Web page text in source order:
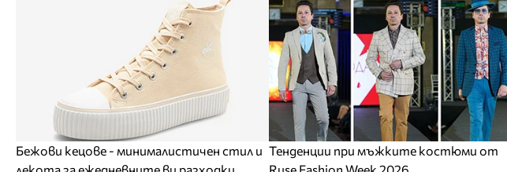
Бежови кецове - минималистичен стил и
лекота за ежедневните ви разходки
Тенденции при мъжките костюми от
Ruse Fashion Week 2026